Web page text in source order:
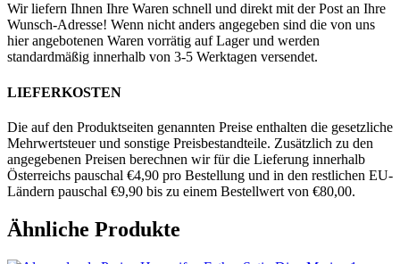
Wir liefern Ihnen Ihre Waren schnell und direkt mit der Post an Ihre
Wunsch-Adresse! Wenn nicht anders angegeben sind die von uns
hier angebotenen Waren vorrätig auf Lager und werden
standardmäßig innerhalb von 3-5 Werktagen versendet.
LIEFERKOSTEN
Die auf den Produktseiten genannten Preise enthalten die gesetzliche
Mehrwertsteuer und sonstige Preisbestandteile. Zusätzlich zu den
angegebenen Preisen berechnen wir für die Lieferung innerhalb
Österreichs pauschal €4,90 pro Bestellung und in den restlichen EU-
Ländern pauschal €9,90 bis zu einem Bestellwert von €80,00.
Ähnliche Produkte